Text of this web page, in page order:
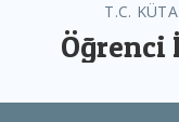
T.C.
Öğrenci